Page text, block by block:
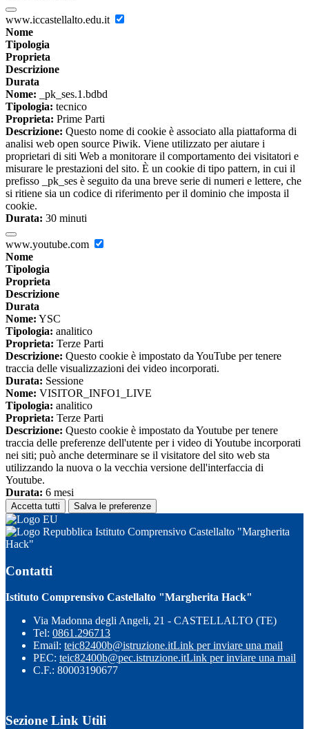
www.iccastellalto.edu.it
Nome
Tipologia
Proprieta
Descrizione
Durata
Nome: _pk_ses.1.bdbd
Tipologia: tecnico
Proprieta: Prime Parti
Descrizione: Questo nome di cookie è associato alla piattaforma di
analisi web open source Piwik. Viene utilizzato per aiutare i
proprietari di siti Web a monitorare il comportamento dei visitatori e
misurare le prestazioni del sito. È un cookie di tipo pattern, in cui il
prefisso _pk_ses è seguito da una breve serie di numeri e lettere, che
si ritiene sia un codice di riferimento per il dominio che imposta il
cookie.
Durata: 30 minuti
www.youtube.com
Nome
Tipologia
Proprieta
Descrizione
Durata
Nome: YSC
Tipologia: analitico
Proprieta: Terze Parti
Descrizione: Questo cookie è impostato da YouTube per tenere
traccia delle visualizzazioni dei video incorporati.
Durata: Sessione
Nome: VISITOR_INFO1_LIVE
Tipologia: analitico
Proprieta: Terze Parti
Descrizione: Questo cookie è impostato da Youtube per tenere
traccia delle preferenze dell'utente per i video di Youtube incorporati
nei siti; può anche determinare se il visitatore del sito web sta
utilizzando la nuova o la vecchia versione dell'interfaccia di
Youtube.
Durata: 6 mesi
Accetta tutti Salva le preferenze
Istituto Comprensivo Castellalto "Margherita
Hack"
Contatti
Istituto Comprensivo Castellalto "Margherita Hack"
Via Madonna degli Angeli, 21 - CASTELLALTO (TE)
Tel: 0861.296713
Email: teic82400b@istruzione.itLink per inviare una mail
PEC: teic82400b@pec.istruzione.itLink per inviare una mail
C.F.: 80003190677
Sezione Link Utili